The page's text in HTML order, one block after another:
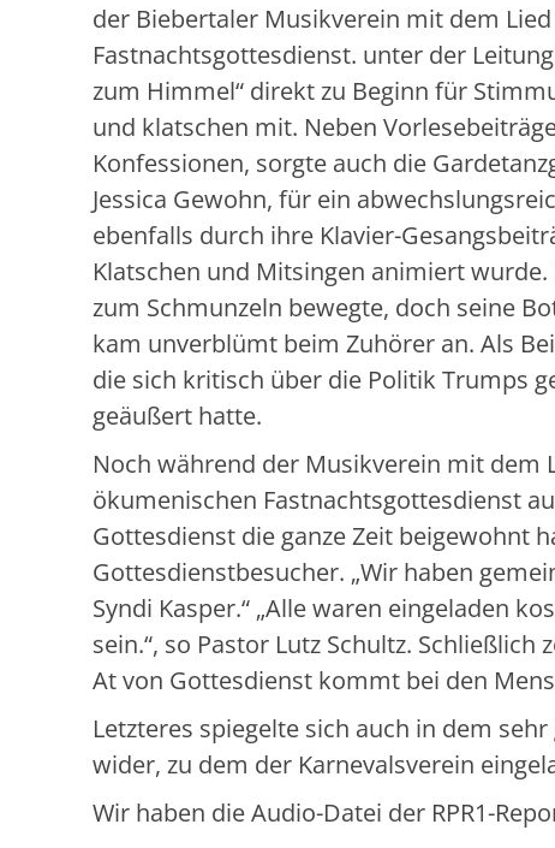
der Biebertaler Musikverein mit dem
Fastnachtsgottesdienst. unter der
zum Himmel“ direkt zu Beginn für
und klatschen mit. Neben
Konfessionen, sorgte auch die
Jessica Gewohn, für ein
ebenfalls durch ihre Klavier-
Klatschen und Mitsingen animiert
zum Schmunzeln bewegte, doch seine
kam unverblümt beim Zuhörer an. Als
die sich kritisch über die Politik Trumps
geäußert hatte.
Noch während der Musikverein mit dem
ökumenischen Fastnachtsgottesdienst
Gottesdienst die ganze Zeit beigewohnt
Gottesdienstbesucher. „Wir haben
Syndi Kasper.“ „Alle waren eingeladen
sein.“, so Pastor Lutz Schultz.
At von Gottesdienst kommt bei den
Letzteres spiegelte sich auch in dem
wider, zu dem der Karnevalsverein
Wir haben die Audio-Datei der RPR1-